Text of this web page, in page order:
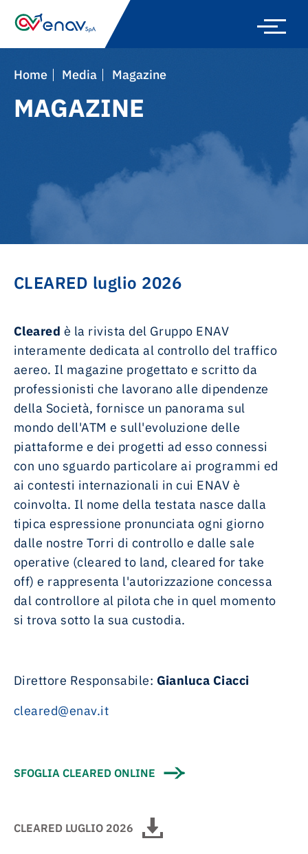
Home Media Magazine
MAGAZINE
CLEARED luglio 2026
Cleared è la rivista del Gruppo ENAV
interamente dedicata al controllo del traffico
aereo. Il magazine progettato e scritto da
professionisti che lavorano alle dipendenze
della Società, fornisce un panorama sul
mondo dell'ATM e sull'evoluzione delle
piattaforme e dei progetti ad esso connessi
con uno sguardo particolare ai programmi ed
ai contesti internazionali in cui ENAV è
coinvolta. Il nome della testata nasce dalla
tipica espressione pronunciata ogni giorno
dalle nostre Torri di controllo e dalle sale
operative (cleared to land, cleared for take
off) e rappresenta l'autorizzazione concessa
dal controllore al pilota che in quel momento
si trova sotto la sua custodia.
Direttore Responsabile: Gianluca Ciacci
cleared@enav.it
SFOGLIA CLEARED ONLINE
CLEARED LUGLIO 2026